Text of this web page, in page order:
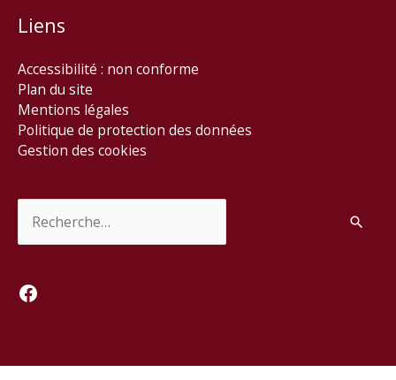
Liens
Accessibilité : non conforme
Plan du site
Mentions légales
Politique de protection des données
Gestion des cookies
Facebook